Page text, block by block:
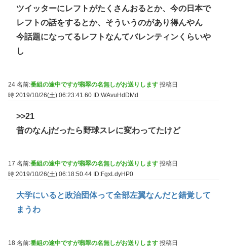
ツイッターにレフトがたくさんおるとか、今の日本で
レフトの話をするとか、そういうのがあり得んやん
今話題になってるレフトなんてバレンティンくらいや
し
24 名前:番組の途中ですが翡翠の名無しがお送りします 投稿日
時:2019/10/26(土) 06:23:41.60 ID:WAvuHdDMd
>>21
昔のなんjだったら野球スレに変わってたけど
17 名前:番組の途中ですが翡翠の名無しがお送りします 投稿日
時:2019/10/26(土) 06:18:50.44 ID:FgxLdyHP0
大学にいると政治団体って全部左翼なんだと錯覚して
まうわ
18 名前:番組の途中ですが翡翠の名無しがお送りします 投稿日